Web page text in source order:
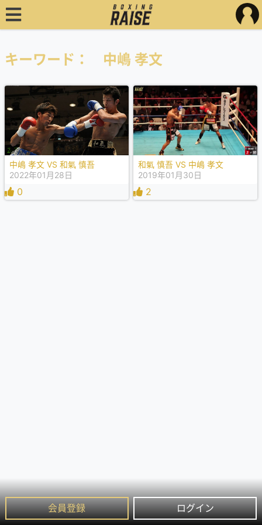
会員登録 ログイン
キーワード： 中嶋 孝文
中嶋 孝文 VS 和氣 慎吾
2022年01月28日
0
和氣 慎吾 VS 中嶋 孝文
2019年01月30日
2